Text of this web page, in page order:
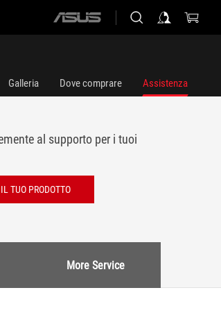
ASUS
Galleria Dove comprare Assistenza
al supporto per i tuoi
TUO PRODOTTO
More Service